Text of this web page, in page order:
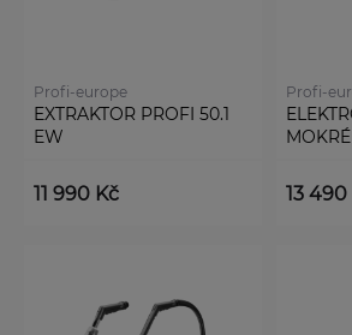
Profi-europe
EXTRAKTOR PROFI 50.1
EW
11 990 Kč
Profi-
13 490